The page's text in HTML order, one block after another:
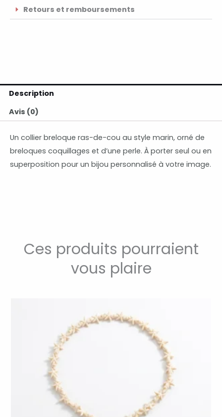
Retours et remboursements
Description
Avis (0)
Un collier breloque ras-de-cou au style marin, orné de
breloques coquillages et d’une perle. À porter seul ou en
superposition pour un bijou personnalisé à votre image.
Ces produits pourraient
vous plaire